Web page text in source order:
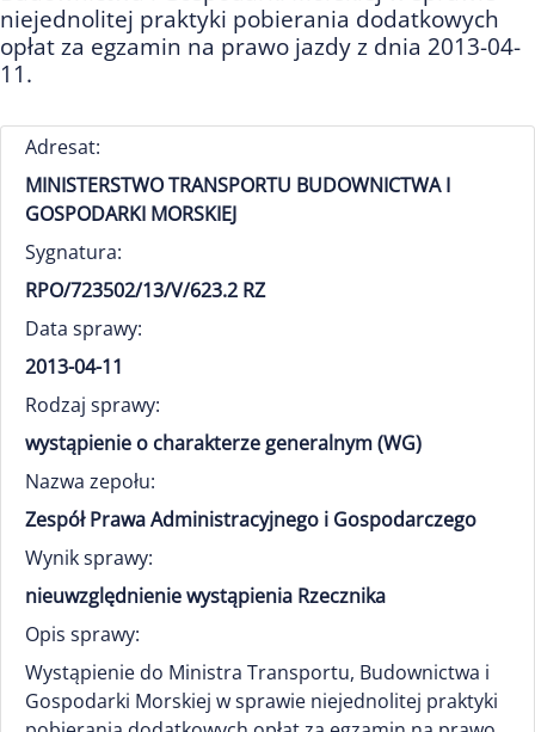
niejednolitej praktyki pobierania dodatkowych
opłat za egzamin na prawo jazdy z dnia 2013-04-
11.
Adresat:
MINISTERSTWO TRANSPORTU BUDOWNICTWA I
GOSPODARKI MORSKIEJ
Sygnatura:
RPO/723502/13/V/623.2 RZ
Data sprawy:
2013-04-11
Rodzaj sprawy:
wystąpienie o charakterze generalnym (WG)
Nazwa zepołu:
Zespół Prawa Administracyjnego i Gospodarczego
Wynik sprawy:
nieuwzględnienie wystąpienia Rzecznika
Opis sprawy:
Wystąpienie do Ministra Transportu, Budownictwa i
Gospodarki Morskiej w sprawie niejednolitej praktyki